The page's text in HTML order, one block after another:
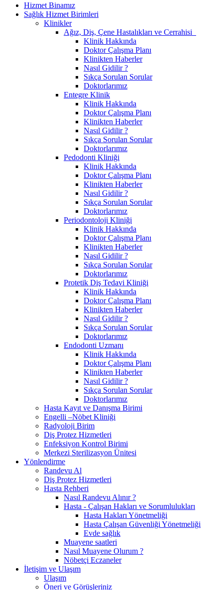
Hizmet Binamız
Sağlık Hizmet Birimleri
Klinikler
Ağız, Diş, Çene Hastalıkları ve Cerrahisi
Klinik Hakkında
Doktor Çalışma Planı
Klinikten Haberler
Nasıl Gidilir ?
Sıkça Sorulan Sorular
Doktorlarımız
Entegre Klinik
Klinik Hakkında
Doktor Çalışma Planı
Klinikten Haberler
Nasıl Gidilir ?
Sıkça Sorulan Sorular
Doktorlarımız
Pedodonti Kliniği
Klinik Hakkında
Doktor Çalışma Planı
Klinikten Haberler
Nasıl Gidilir ?
Sıkça Sorulan Sorular
Doktorlarımız
Periodontoloji Kliniği
Klinik Hakkında
Doktor Çalışma Planı
Klinikten Haberler
Nasıl Gidilir ?
Sıkça Sorulan Sorular
Doktorlarımız
Protetik Diş Tedavi Kliniği
Klinik Hakkında
Doktor Çalışma Planı
Klinikten Haberler
Nasıl Gidilir ?
Sıkça Sorulan Sorular
Doktorlarımız
Endodonti Uzmanı
Klinik Hakkında
Doktor Çalışma Planı
Klinikten Haberler
Nasıl Gidilir ?
Sıkça Sorulan Sorular
Doktorlarımız
Hasta Kayıt ve Danışma Birimi
Engelli –Nöbet Kliniği
Radyoloji Birim
Diş Protez Hizmetleri
Enfeksiyon Kontrol Birimi
Merkezi Sterilizasyon Ünitesi
Yönlendirme
Randevu Al
Diş Protez Hizmetleri
Hasta Rehberi
Nasıl Randevu Alınır ?
Hasta - Çalışan Hakları ve Sorumlulukları
Hasta Hakları Yönetmeliği
Hasta Çalışan Güvenliği Yönetmeliği
Evde sağlık
Muayene saatleri
Nasıl Muayene Olurum ?
Nöbetçi Eczaneler
İletişim ve Ulaşım
Ulaşım
Öneri ve Görüşleriniz